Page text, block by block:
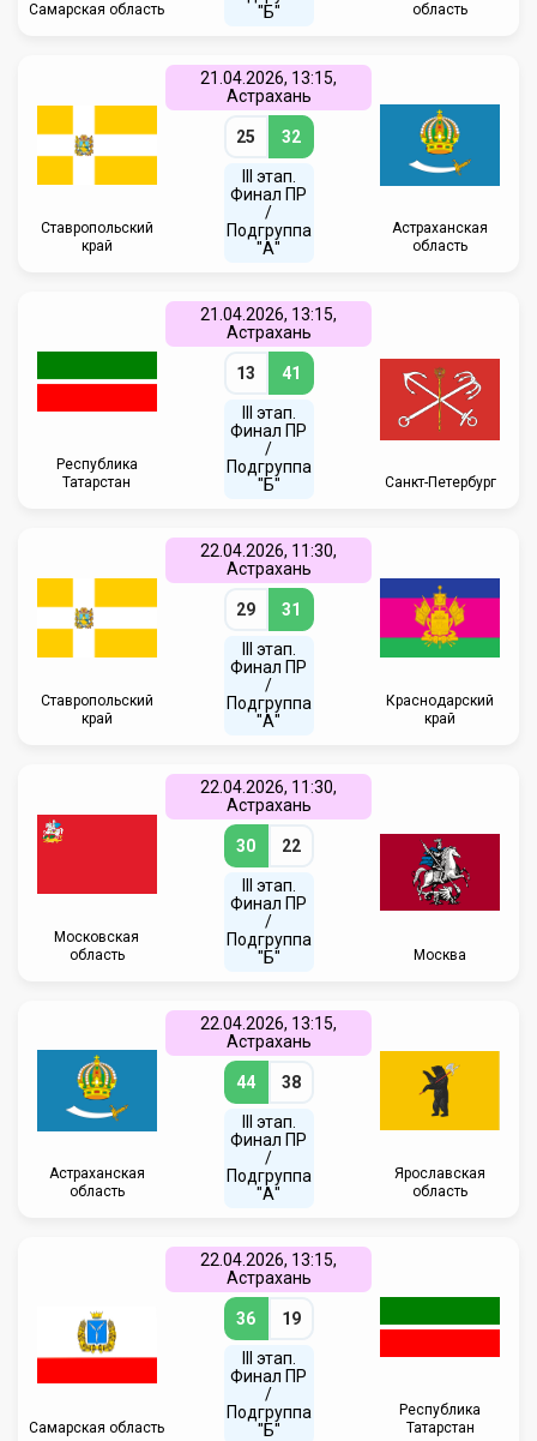
Самарская область
"Б"
область
Ставропольский
край
21.04.2026, 13:15,
Астрахань
25 32
III этап.
Финал ПР
/
Подгруппа
"А"
Астраханская
область
Республика
Татарстан
21.04.2026, 13:15,
Астрахань
13 41
III этап.
Финал ПР
/
Подгруппа
"Б"
Санкт-Петербург
Ставропольский
край
22.04.2026, 11:30,
Астрахань
29 31
III этап.
Финал ПР
/
Подгруппа
"А"
Краснодарский
край
Московская
область
22.04.2026, 11:30,
Астрахань
30 22
III этап.
Финал ПР
/
Подгруппа
"Б"
Москва
Астраханская
область
22.04.2026, 13:15,
Астрахань
44 38
III этап.
Финал ПР
/
Подгруппа
"А"
Ярославская
область
Самарская область
22.04.2026, 13:15,
Астрахань
36 19
III этап.
Финал ПР
/
Подгруппа
"Б"
Республика
Татарстан